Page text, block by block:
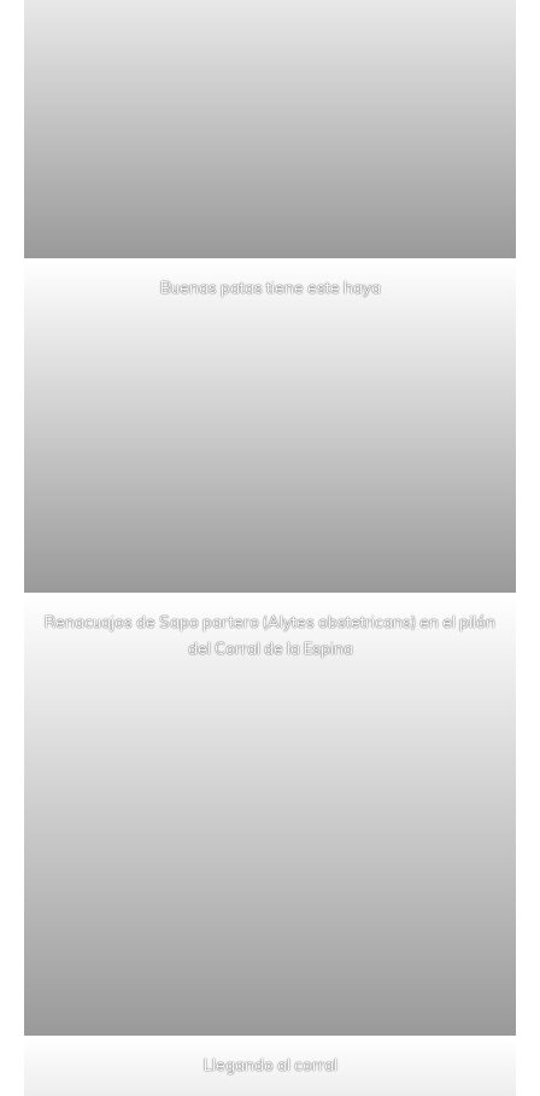
Buenas patas tiene este haya
Renacuajos de Sapo partero (Alytes obstetricans) en el pilón
del Corral de la Espina
Llegando al corral